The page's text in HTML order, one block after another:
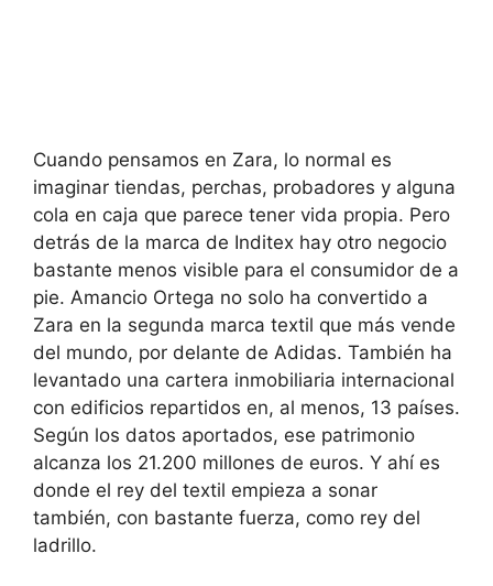
Cuando pensamos en Zara, lo normal es
imaginar tiendas, perchas, probadores y alguna
cola en caja que parece tener vida propia. Pero
detrás de la marca de Inditex hay otro negocio
bastante menos visible para el consumidor de a
pie. Amancio Ortega no solo ha convertido a
Zara en la segunda marca textil que más vende
del mundo, por delante de Adidas. También ha
levantado una cartera inmobiliaria internacional
con edificios repartidos en, al menos, 13 países.
Según los datos aportados, ese patrimonio
alcanza los 21.200 millones de euros. Y ahí es
donde el rey del textil empieza a sonar
también, con bastante fuerza, como rey del
ladrillo.